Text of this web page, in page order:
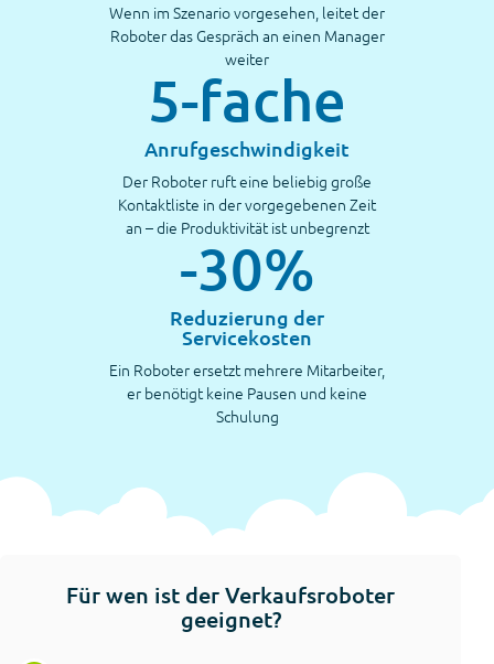
Wenn im Szenario vorgesehen, leitet der
Roboter das Gespräch an einen Manager
weiter
5-fache
Anrufgeschwindigkeit
Der Roboter ruft eine beliebig große
Kontaktliste in der vorgegebenen Zeit
an – die Produktivität ist unbegrenzt
-30%
Reduzierung der
Servicekosten
Ein Roboter ersetzt mehrere Mitarbeiter,
er benötigt keine Pausen und keine
Schulung
Für wen ist der Verkaufsroboter
geeignet?